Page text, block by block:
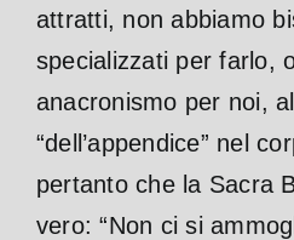
attratti, non abbiamo
specializzati per farlo,
anacronismo per noi,
“dell’appendice” nel
pertanto che la Sacra
vero: “Non ci si